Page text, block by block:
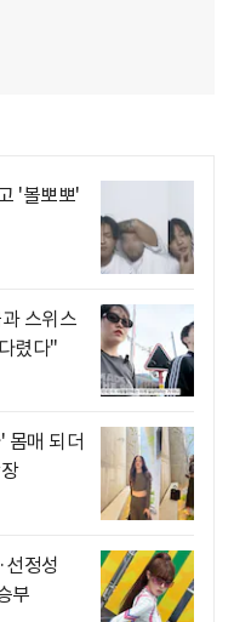
'볼뽀뽀'
스위스
렸다"
매 되더
선정성
부